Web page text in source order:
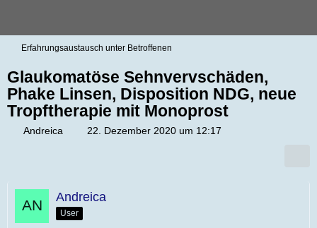
Erfahrungsaustausch unter Betroffenen
Glaukomatöse Sehnvervschäden,
Phake Linsen, Disposition NDG, neue
Tropftherapie mit Monoprost
Andreica 22. Dezember 2020 um 12:17
Andreica
User